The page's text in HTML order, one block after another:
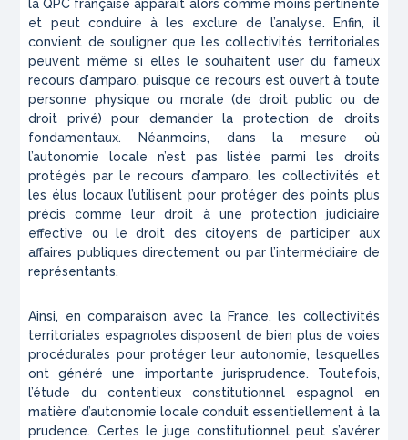
la QPC française apparaît alors comme moins pertinente
et peut conduire à les exclure de l’analyse. Enfin, il
convient de souligner que les collectivités territoriales
peuvent même si elles le souhaitent user du fameux
recours d’amparo, puisque ce recours est ouvert à toute
personne physique ou morale (de droit public ou de
droit privé) pour demander la protection de droits
fondamentaux. Néanmoins, dans la mesure où
l’autonomie locale n’est pas listée parmi les droits
protégés par le recours d’amparo, les collectivités et
les élus locaux l’utilisent pour protéger des points plus
précis comme leur droit à une protection judiciaire
effective ou le droit des citoyens de participer aux
affaires publiques directement ou par l’intermédiaire de
représentants.
Ainsi, en comparaison avec la France, les collectivités
territoriales espagnoles disposent de bien plus de voies
procédurales pour protéger leur autonomie, lesquelles
ont généré une importante jurisprudence. Toutefois,
l’étude du contentieux constitutionnel espagnol en
matière d’autonomie locale conduit essentiellement à la
prudence. Certes le juge constitutionnel peut s’avérer